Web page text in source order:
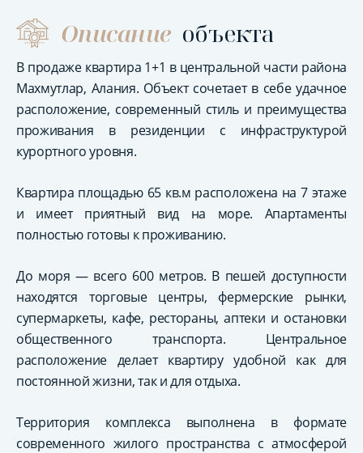
Описание объекта
В продаже квартира 1+1 в центральной части района
Махмутлар, Алания. Объект сочетает в себе удачное
расположение, современный стиль и преимущества
проживания в резиденции с инфраструктурой
курортного уровня.
Квартира площадью 65 кв.м расположена на 7 этаже
и имеет приятный вид на море. Апартаменты
полностью готовы к проживанию.
До моря — всего 600 метров. В пешей доступности
находятся торговые центры, фермерские рынки,
супермаркеты, кафе, рестораны, аптеки и остановки
общественного транспорта. Центральное
расположение делает квартиру удобной как для
постоянной жизни, так и для отдыха.
Территория комплекса выполнена в формате
современного жилого пространства с атмосферой